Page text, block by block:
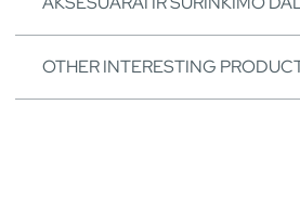
OTHER INTERESTING